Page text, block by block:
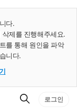
다.
제를 진행해주세요.
를 통해 원인을 파악
니다.
검
로그인